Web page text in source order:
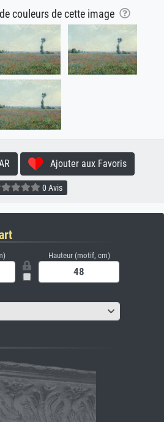
couleurs de cette image
Ajouter aux Favoris
0 Avis
Hauteur (motif, cm)